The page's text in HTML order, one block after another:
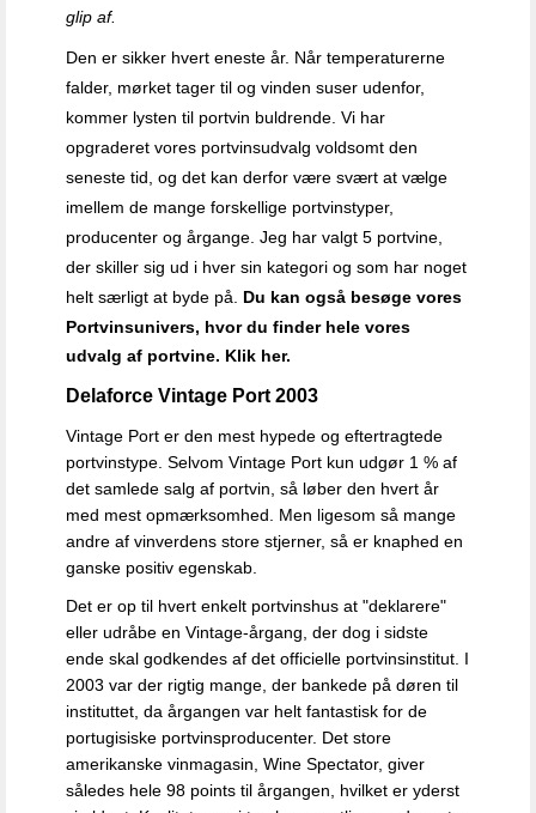
glip af.
Den er sikker hvert eneste år. Når temperaturerne
falder, mørket tager til og vinden suser udenfor,
kommer lysten til portvin buldrende. Vi har
opgraderet vores portvinsudvalg voldsomt den
seneste tid, og det kan derfor være svært at vælge
imellem de mange forskellige portvinstyper,
producenter og årgange. Jeg har valgt 5 portvine,
der skiller sig ud i hver sin kategori og som har noget
helt særligt at byde på. Du kan også besøge vores
Portvinsunivers, hvor du finder hele vores
udvalg af portvine. Klik her.
Delaforce Vintage Port 2003
Vintage Port er den mest hypede og eftertragtede
portvinstype. Selvom Vintage Port kun udgør 1 % af
det samlede salg af portvin, så løber den hvert år
med mest opmærksomhed. Men ligesom så mange
andre af vinverdens store stjerner, så er knaphed en
ganske positiv egenskab.
Det er op til hvert enkelt portvinshus at "deklarere"
eller udråbe en Vintage-årgang, der dog i sidste
ende skal godkendes af det officielle portvinsinstitut. I
2003 var der rigtig mange, der bankede på døren til
instituttet, da årgangen var helt fantastisk for de
portugisiske portvinsproducenter. Det store
amerikanske vinmagasin, Wine Spectator, giver
således hele 98 points til årgangen, hvilket er yderst